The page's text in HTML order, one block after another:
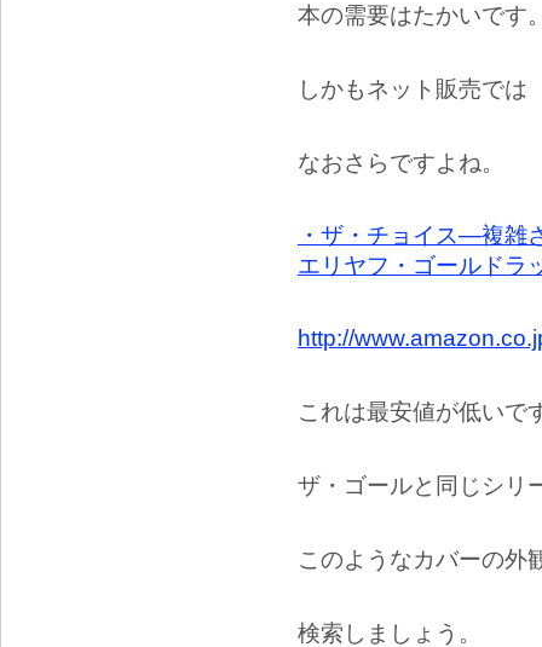
本の需要はたかいです
しかもネット販売では
なおさらですよね。
・ザ・チョイス―複雑
エリヤフ・ゴールドラ
http://
これは最安値が低いで
ザ・ゴールと同じシリ
このようなカバーの外
検索しましょう。